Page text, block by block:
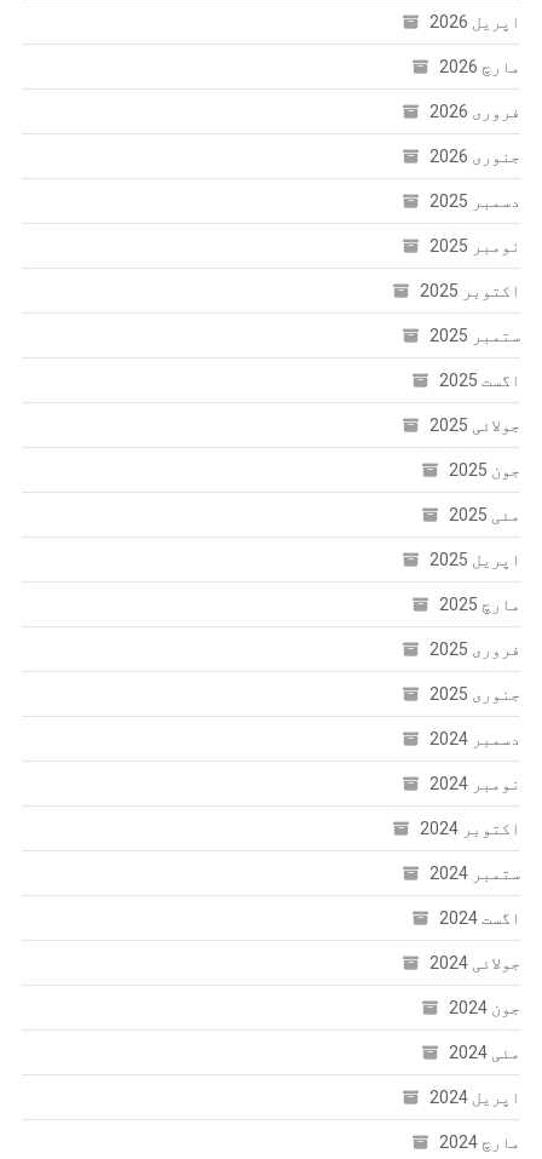
اپریل 2026
مارچ 2026
فروری 2026
جنوری 2026
دسمبر 2025
نومبر 2025
اکتوبر 2025
ستمبر 2025
اگست 2025
جولائی 2025
جون 2025
مئی 2025
اپریل 2025
مارچ 2025
فروری 2025
جنوری 2025
دسمبر 2024
نومبر 2024
اکتوبر 2024
ستمبر 2024
اگست 2024
جولائی 2024
جون 2024
مئی 2024
اپریل 2024
مارچ 2024